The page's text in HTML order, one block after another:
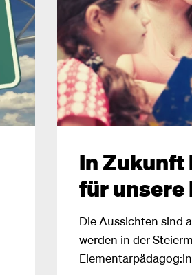
In Zukunft
für unsere
Die Aussichten sind
werden in der